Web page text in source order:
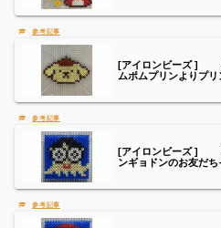
[アイロンビーズ ]
ムポムプリンよりプリ
[アイロンビーズ ]
ンギョドンのお友だち